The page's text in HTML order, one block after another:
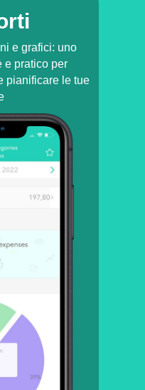
e grafici: uno
e pratico per
pianificare le tue